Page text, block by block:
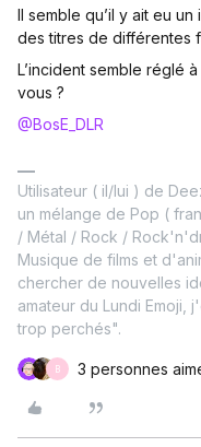
Il semble qu’il y ait eu
des titres de différentes
L’incident semble réglé
vous ?
@BosE_DLR
Utilisateur ( il/lui ) de
un mélange de Pop (
/ Métal / Rock /
Musique de films et
chercher de nouvelles
amateur du Lundi
trop perchés".
B 3 personnes